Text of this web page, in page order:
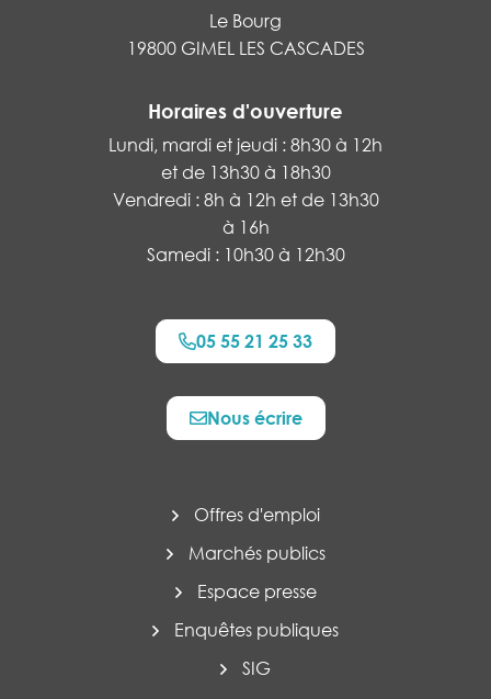
Le Bourg
19800 GIMEL LES CASCADES
Horaires d'ouverture
Lundi, mardi et jeudi : 8h30 à 12h
et de 13h30 à 18h30
Vendredi : 8h à 12h et de 13h30
à 16h
Samedi : 10h30 à 12h30
05 55 21 25 33
Nous écrire
Offres d'emploi
Marchés publics
Espace presse
Enquêtes publiques
SIG